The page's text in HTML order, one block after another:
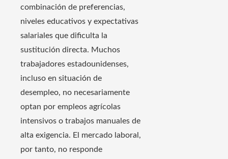
combinación de preferencias,
niveles educativos y expectativas
salariales que dificulta la
sustitución directa. Muchos
trabajadores estadounidenses,
incluso en situación de
desempleo, no necesariamente
optan por empleos agrícolas
intensivos o trabajos manuales de
alta exigencia. El mercado laboral,
por tanto, no responde